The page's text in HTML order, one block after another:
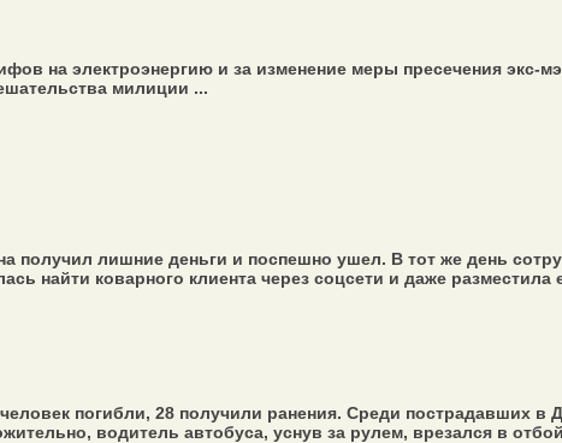
на электроэнергию и за изменение меры пресечения экс-
милиции ...
получил лишние деньги и поспешно ушел. В тот же день
найти коварного клиента через соцсети и даже разместила
погибли, 28 получили ранения. Среди пострадавших в
водитель автобуса, уснув за рулем, врезался в